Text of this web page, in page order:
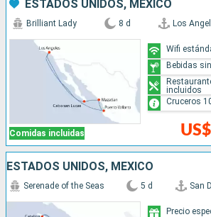
ESTADOS UNIDOS, MÉXICO
Comidas incluidas
Brilliant Lady 8 d Los
Wifi
Bebidas
incluidos
Cruceros
ESTADOS UNIDOS, MÉXICO
Serenade of the Seas 5 d San
Precio